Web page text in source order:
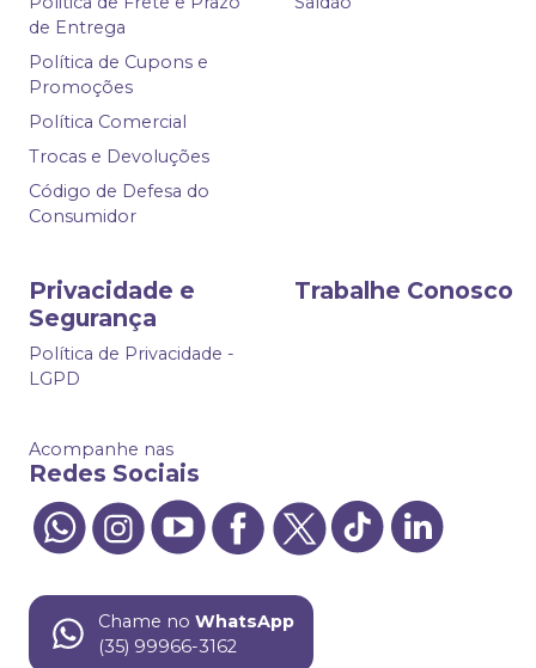
de Entrega
Política de Cupons e
Promoções
Política Comercial
Trocas e Devoluções
Código de Defesa do
Consumidor
Privacidade e
Segurança
Política de Privacidade -
LGPD
Trabalhe Conosco
Acompanhe nas
Redes Sociais
Chame no WhatsApp
(35) 99966-3162